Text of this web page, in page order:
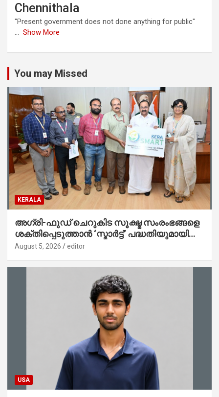
Chennithala
"Present government does not done anything for public"
... Show More
You may Missed
KERALA
അഗ്രി-ഫുഡ് ചെറുകിട സൂക്ഷ്മ സംരംഭങ്ങളെ
ശക്തിപ്പെടുത്താന്‍ ‘സ്മാര്‍ട്ട്’ പദ്ധതിയുമായി
കേര; ലോഗോ മുഖ്യമന്ത്രി പ്രകാശനം
August 5, 2026 editor
USA